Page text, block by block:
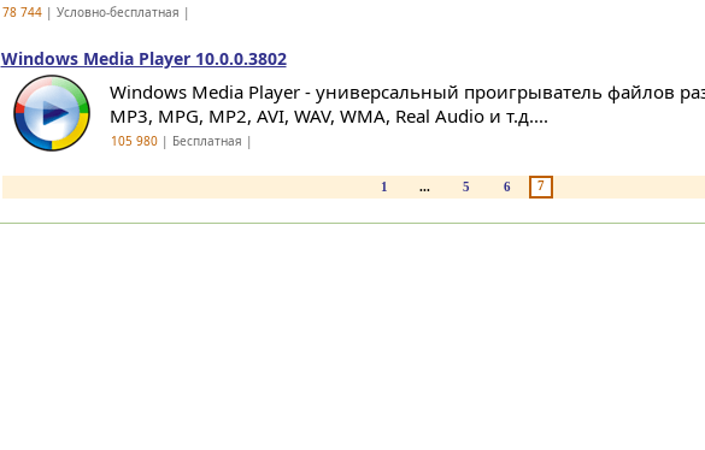
78 744| Условно-бесплатная |
Windows Media Player 10.0.0.3802
Windows Media Player - универсальный проигрыватель файлов
MP3, MPG, MP2, AVI, WAV, WMA, Real Audio и т.д....
105 980| Бесплатная |
1 ... 5 6 7